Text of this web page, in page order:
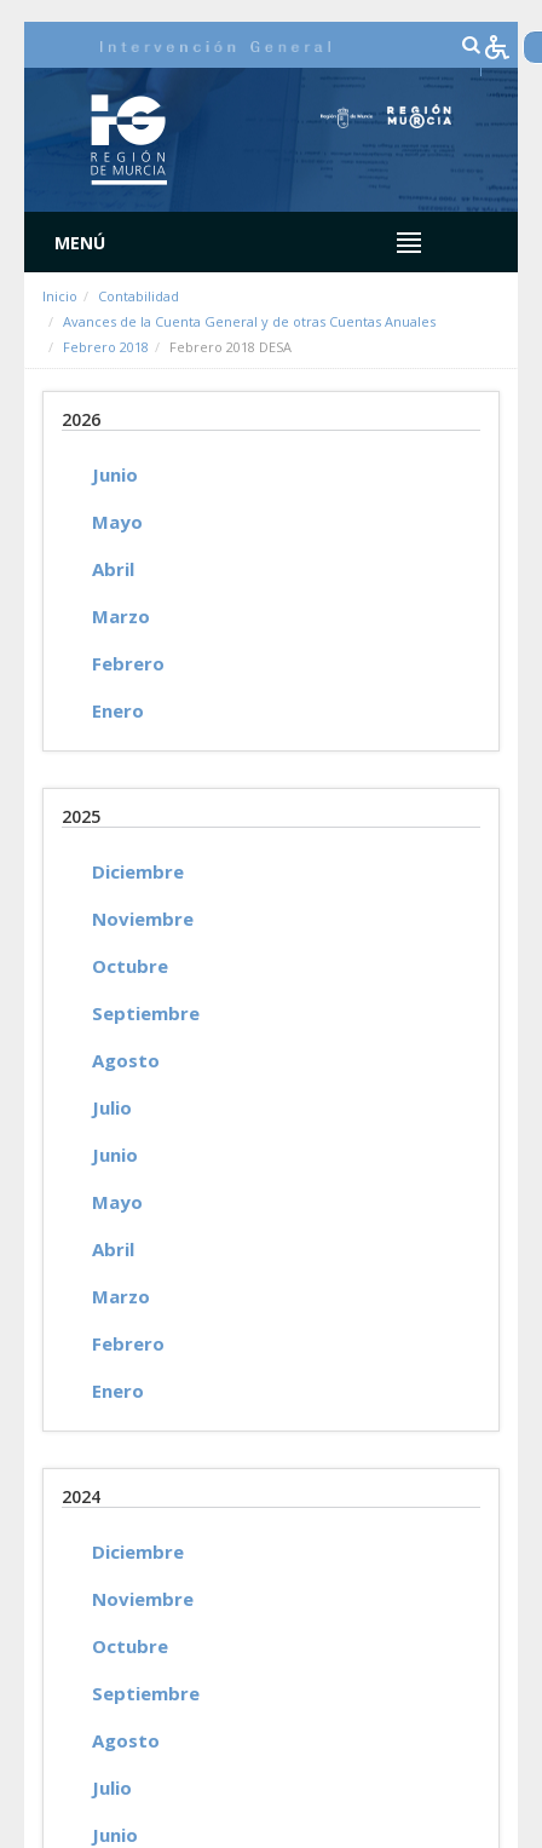
MENÚ
Inicio
Contabilidad
Avances de la Cuenta General y de otras Cuentas Anuales
Febrero 2018
Febrero 2018 DESA
2026
Junio
Mayo
Abril
Marzo
Febrero
Enero
2025
Diciembre
Noviembre
Octubre
Septiembre
Agosto
Julio
Junio
Mayo
Abril
Marzo
Febrero
Enero
2024
Diciembre
Noviembre
Octubre
Septiembre
Agosto
Julio
Junio